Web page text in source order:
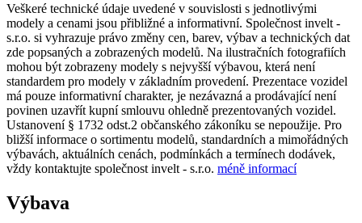
Veškeré technické údaje uvedené v souvislosti s jednotlivými
modely a cenami jsou přibližné a informativní. Společnost invelt -
s.r.o. si vyhrazuje právo změny cen, barev, výbav a technických dat
zde popsaných a zobrazených modelů. Na ilustračních fotografiích
mohou být zobrazeny modely s nejvyšší výbavou, která není
standardem pro modely v základním provedení. Prezentace vozidel
má pouze informativní charakter, je nezávazná a prodávající není
povinen uzavřít kupní smlouvu ohledně prezentovaných vozidel.
Ustanovení § 1732 odst.2 občanského zákoníku se nepoužije. Pro
bližší informace o sortimentu modelů, standardních a mimořádných
výbavách, aktuálních cenách, podmínkách a termínech dodávek,
vždy kontaktujte společnost invelt - s.r.o. méně informací
Výbava